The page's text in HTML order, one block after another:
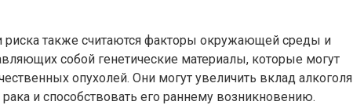
также считаются факторы окружающей среды и
собой генетические материалы, которые могут
опухолей. Они могут увеличить вклад алкоголя
и способствовать его раннему возникновению.